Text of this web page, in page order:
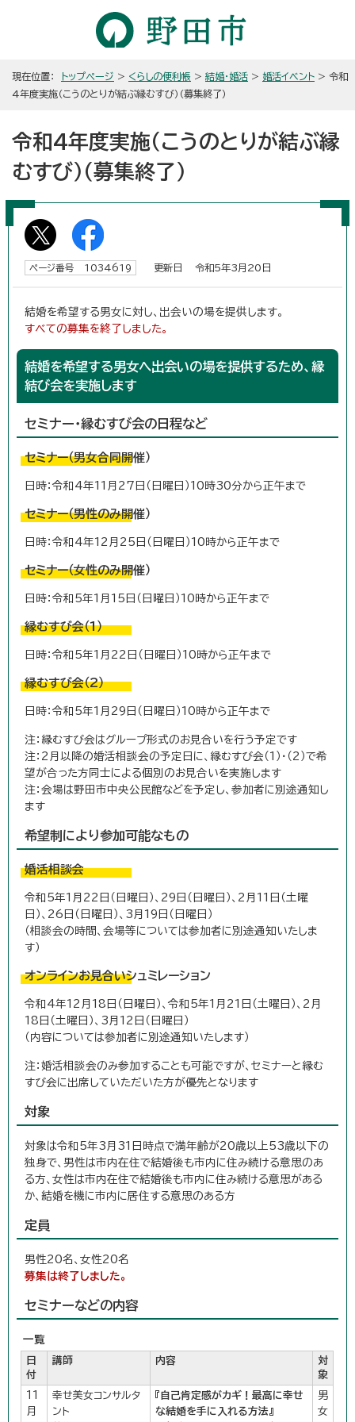
現在位置： トップページ > くらしの便利帳 > 結婚・婚活 > 婚活イベント > 令和
4年度実施（こうのとりが結ぶ縁むすび）（募集終了）
令和4年度実施（こうのとりが結ぶ縁
むすび）（募集終了）
ページ番号 1034619 更新日 令和5年3月20日
結婚を希望する男女に対し、出会いの場を提供します。
すべての募集を終了しました。
結婚を希望する男女へ出会いの場を提供するため、縁
結び会を実施します
セミナー・縁むすび会の日程など
セミナー（男女合同開催）
日時：令和4年11月27日（日曜日）10時30分から正午まで
セミナー（男性のみ開催）
日時：令和4年12月25日（日曜日）10時から正午まで
セミナー（女性のみ開催）
日時：令和5年1月15日（日曜日）10時から正午まで
縁むすび会（1）
日時：令和5年1月22日（日曜日）10時から正午まで
縁むすび会（2）
日時：令和5年1月29日（日曜日）10時から正午まで
注：縁むすび会はグループ形式のお見合いを行う予定です
注：2月以降の婚活相談会の予定日に、縁むすび会（1）・（2）で希
望が合った方同士による個別のお見合いを実施します
注：会場は野田市中央公民館などを予定し、参加者に別途通知し
ます
希望制により参加可能なもの
婚活相談会
令和5年1月22日（日曜日）、29日（日曜日）、2月11日（土曜
日）、26日（日曜日）、3月19日（日曜日）
（相談会の時間、会場等については参加者に別途通知いたしま
す）
オンラインお見合いシュミレーション
令和4年12月18日（日曜日）、令和5年1月21日（土曜日）、2月
18日（土曜日）、3月12日（日曜日）
（内容については参加者に別途通知いたします）
注：婚活相談会のみ参加することも可能ですが、セミナーと縁む
すび会に出席していただいた方が優先となります
対象
対象は令和5年3月31日時点で満年齢が20歳以上53歳以下の
独身で、男性は市内在住で結婚後も市内に住み続ける意思のあ
る方、女性は市内在住で結婚後も市内に住み続ける意思がある
か、結婚を機に市内に居住する意思のある方
定員
男性20名、女性20名
募集は終了しました。
セミナーなどの内容
一覧
日
付
講師 内容
対
象
11
月
幸せ美女コンサルタ
ント
『自己肯定感がカギ！最高に幸せ
な結婚を手に入れる方法』
男
女